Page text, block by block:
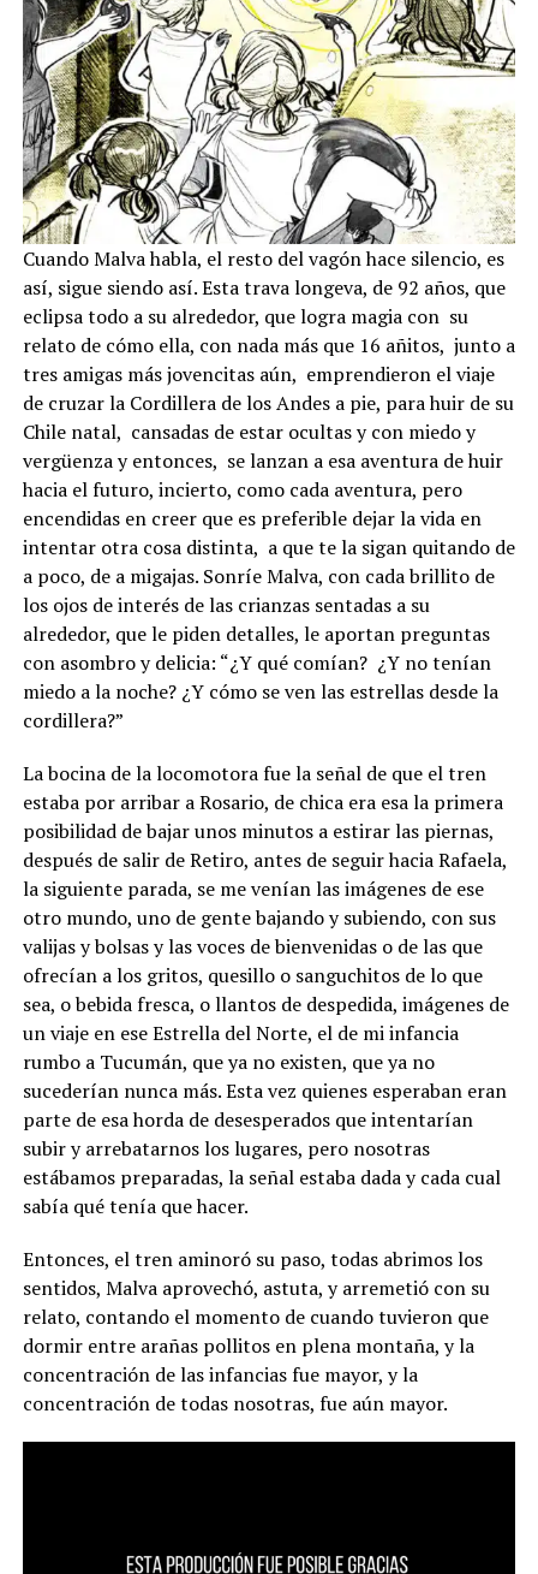
Cuando Malva habla, el resto del vagón hace silencio, es
así, sigue siendo así. Esta trava longeva, de 92 años, que
eclipsa todo a su alrededor, que logra magia con su
relato de cómo ella, con nada más que 16 añitos, junto a
tres amigas más jovencitas aún, emprendieron el viaje
de cruzar la Cordillera de los Andes a pie, para huir de su
Chile natal, cansadas de estar ocultas y con miedo y
vergüenza y entonces, se lanzan a esa aventura de huir
hacia el futuro, incierto, como cada aventura, pero
encendidas en creer que es preferible dejar la vida en
intentar otra cosa distinta, a que te la sigan quitando de
a poco, de a migajas. Sonríe Malva, con cada brillito de
los ojos de interés de las crianzas sentadas a su
alrededor, que le piden detalles, le aportan preguntas
con asombro y delicia: “¿Y qué comían? ¿Y no tenían
miedo a la noche? ¿Y cómo se ven las estrellas desde la
cordillera?”
La bocina de la locomotora fue la señal de que el tren
estaba por arribar a Rosario, de chica era esa la primera
posibilidad de bajar unos minutos a estirar las piernas,
después de salir de Retiro, antes de seguir hacia Rafaela,
la siguiente parada, se me venían las imágenes de ese
otro mundo, uno de gente bajando y subiendo, con sus
valijas y bolsas y las voces de bienvenidas o de las que
ofrecían a los gritos, quesillo o sanguchitos de lo que
sea, o bebida fresca, o llantos de despedida, imágenes de
un viaje en ese Estrella del Norte, el de mi infancia
rumbo a Tucumán, que ya no existen, que ya no
sucederían nunca más. Esta vez quienes esperaban eran
parte de esa horda de desesperados que intentarían
subir y arrebatarnos los lugares, pero nosotras
estábamos preparadas, la señal estaba dada y cada cual
sabía qué tenía que hacer.
Entonces, el tren aminoró su paso, todas abrimos los
sentidos, Malva aprovechó, astuta, y arremetió con su
relato, contando el momento de cuando tuvieron que
dormir entre arañas pollitos en plena montaña, y la
concentración de las infancias fue mayor, y la
concentración de todas nosotras, fue aún mayor.